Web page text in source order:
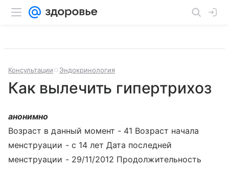
Консультации Эндокринология
Как вылечить гипертрихоз
анонимно
Возраст в данный момент - 41 Возраст начала
менструации - с 14 лет Дата последней
менструации - 29/11/2012 Продолжительность